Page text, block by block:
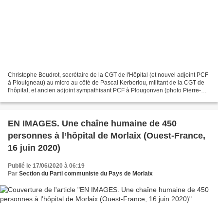
Christophe Boudrot, secrétaire de la CGT de l'Hôpital (et nouvel adjoint PCF
à Plouigneau) au micro au côté de Pascal Kerboriou, militant de la CGT de
l'hôpital, et ancien adjoint sympathisant PCF à Plougonven (photo Pierre-
EN IMAGES. Une chaîne humaine de 450
personnes à l’hôpital de Morlaix (Ouest-France,
16 juin 2020)
Publié le 17/06/2020 à 06:19
Par Section du Parti communiste du Pays de Morlaix